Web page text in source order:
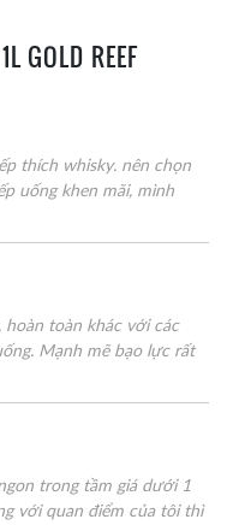
GOLD REEF
thích whisky. nên chọn
uống khen mãi, mình
toàn khác với các
Mạnh mẽ bạo lực rất
trong tầm giá dưới 1
với quan điểm của tôi thì